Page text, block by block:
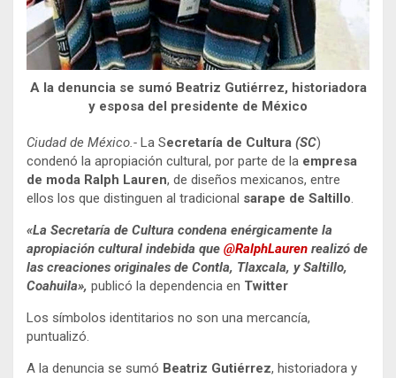
A la denuncia se sumó Beatriz Gutiérrez, historiadora
y esposa del presidente de México
Ciudad de México.- La Secretaría de Cultura (SC)
condenó la apropiación cultural, por parte de la empresa
de moda Ralph Lauren, de diseños mexicanos, entre
ellos los que distinguen al tradicional sarape de Saltillo.
«La Secretaría de Cultura condena enérgicamente la
apropiación cultural indebida que @RalphLauren realizó de
las creaciones originales de Contla, Tlaxcala, y Saltillo,
Coahuila», publicó la dependencia en Twitter
Los símbolos identitarios no son una mercancía,
puntualizó.
A la denuncia se sumó Beatriz Gutiérrez, historiadora y